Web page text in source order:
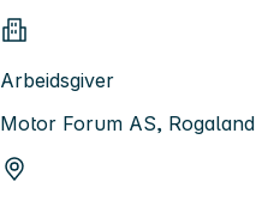
Arbeidsgiver
Motor Forum AS, Rogaland